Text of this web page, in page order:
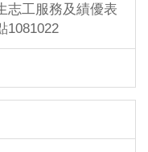
志工服務及績優表
1081022